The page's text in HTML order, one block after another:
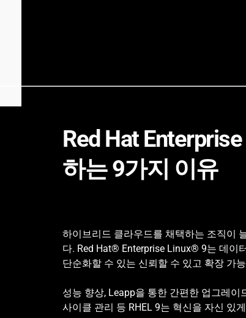
Red Hat
하는 9가지 이유
하이브리드 클라우드를 채택하는 조직이
다. Red Hat® Enterprise Linux® 9는 데이
단순화할 수 있는 신뢰할 수 있고 확장 가
성능 향상, Leapp을 통한 간편한 업그레이
사이클 관리 등 RHEL 9는 혁신을 자신 있